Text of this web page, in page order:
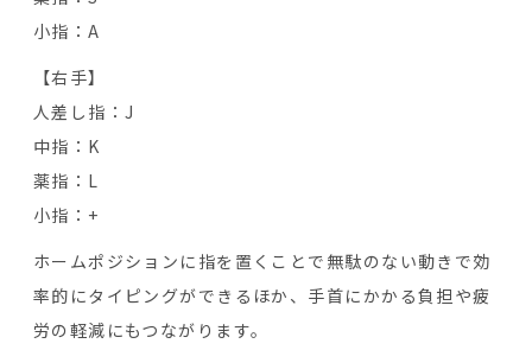
小指：A
【右手】
人差し指：J
中指：K
薬指：L
小指：+
ホームポジションに指を置くことで無駄のない動きで効
率的にタイピングができるほか、手首にかかる負担や疲
労の軽減にもつながります。